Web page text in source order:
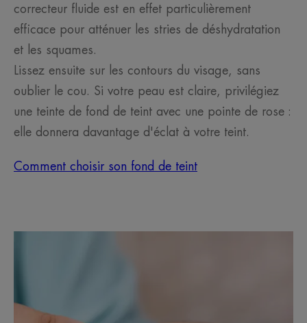
correcteur fluide est en effet particulièrement
efficace pour atténuer les stries de déshydratation
et les squames.
Lissez ensuite sur les contours du visage, sans
oublier le cou. Si votre peau est claire, privilégiez
une teinte de fond de teint avec une pointe de rose :
elle donnera davantage d'éclat à votre teint.
Comment choisir son fond de teint